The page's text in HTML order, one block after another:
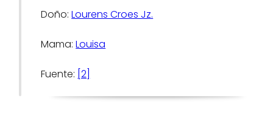
Doño:Lourens Croes Jz.
Mama:Louisa
Fuente: [2]